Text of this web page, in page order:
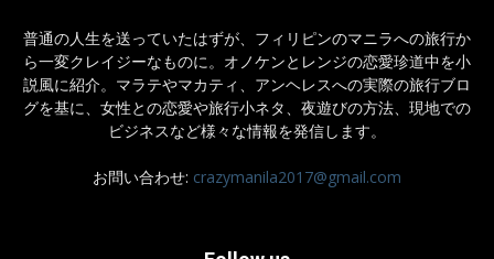
普通の人生を送っていたはずが、フィリピンのマニラへの旅行か
ら一変クレイジーなものに。オノケンとレンジの恋愛珍道中を小
説風に紹介。マラテやマカティ、アンヘレスへの実際の旅行ブロ
グを基に、女性との恋愛や旅行小ネタ、夜遊びの方法、現地での
ビジネスなど様々な情報を発信します。
お問い合わせ: crazymanila2017@gmail.com